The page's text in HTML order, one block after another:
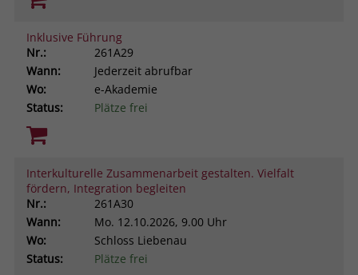
Inklusive Führung
Nr.:
261A29
Wann:
Jederzeit abrufbar
Wo:
e-Akademie
Status:
Plätze frei
Interkulturelle Zusammenarbeit gestalten. Vielfalt
fördern, Integration begleiten
Nr.:
261A30
Wann:
Mo. 12.10.2026, 9.00 Uhr
Wo:
Schloss Liebenau
Status:
Plätze frei